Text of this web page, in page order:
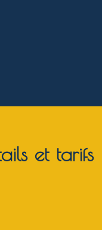
et tarifs